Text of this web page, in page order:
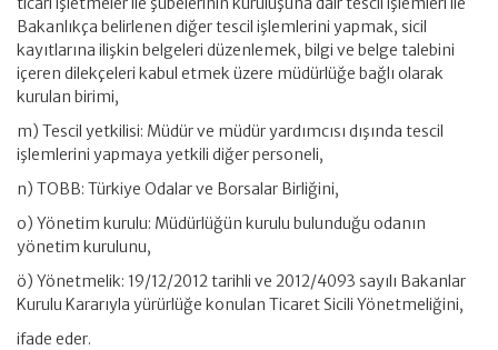
Bakanlıkça belirlenen diğer tescil işlemlerini yapmak, sicil
kayıtlarına ilişkin belgeleri düzenlemek, bilgi ve belge talebini
içeren dilekçeleri kabul etmek üzere müdürlüğe bağlı olarak
kurulan birimi,
m) Tescil yetkilisi: Müdür ve müdür yardımcısı dışında tescil
işlemlerini yapmaya yetkili diğer personeli,
n) TOBB: Türkiye Odalar ve Borsalar Birliğini,
o) Yönetim kurulu: Müdürlüğün kurulu bulunduğu odanın
yönetim kurulunu,
ö) Yönetmelik: 19/12/2012 tarihli ve 2012/4093 sayılı Bakanlar
Kurulu Kararıyla yürürlüğe konulan Ticaret Sicili Yönetmeliğini,
ifade eder.